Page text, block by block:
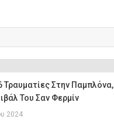
Τραυματίες Στην Παμπλόνα,
Του Σαν Φερμίν
2024